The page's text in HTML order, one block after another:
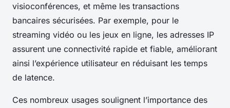
visioconférences, et même les transactions
bancaires sécurisées. Par exemple, pour le
streaming vidéo ou les jeux en ligne, les adresses IP
assurent une connectivité rapide et fiable, améliorant
ainsi l’expérience utilisateur en réduisant les temps
de latence.
Ces nombreux usages soulignent l’importance des